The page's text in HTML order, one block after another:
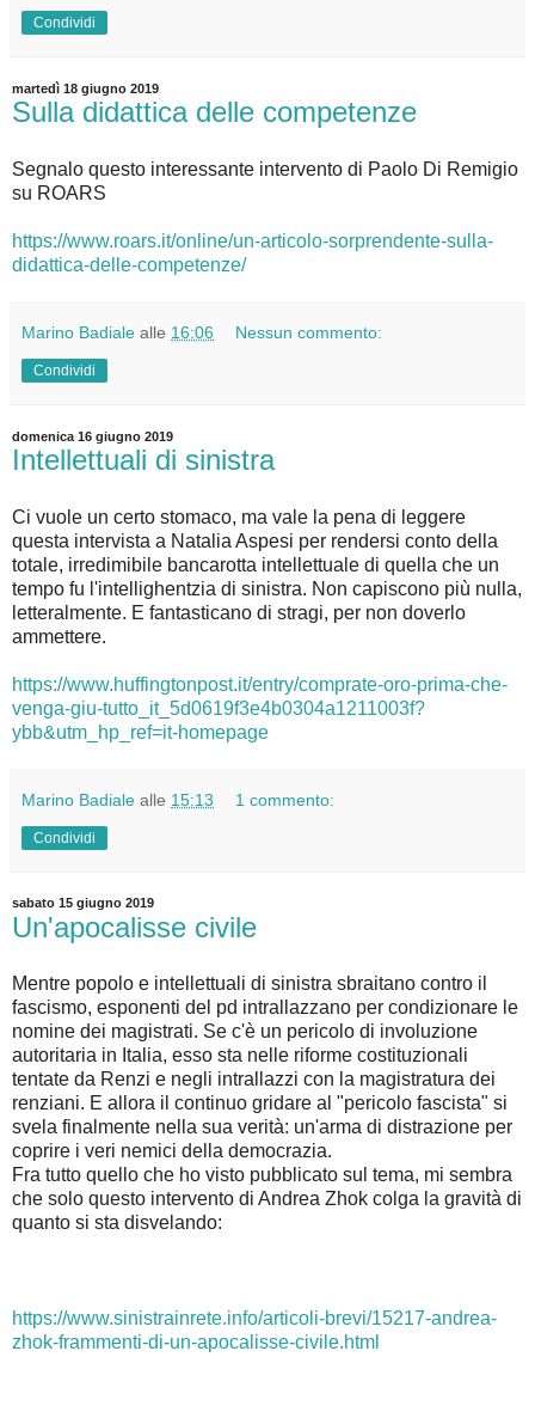
Condividi
martedì 18 giugno 2019
Sulla didattica delle competenze
Segnalo questo interessante intervento di Paolo Di Remigio
su ROARS
https://www.roars.it/online/un-articolo-sorprendente-sulla-
didattica-delle-competenze/
Marino Badiale alle 16:06 Nessun commento:
Condividi
domenica 16 giugno 2019
Intellettuali di sinistra
Ci vuole un certo stomaco, ma vale la pena di leggere
questa intervista a Natalia Aspesi per rendersi conto della
totale, irredimibile bancarotta intellettuale di quella che un
tempo fu l'intellighentzia di sinistra. Non capiscono più nulla,
letteralmente. E fantasticano di stragi, per non doverlo
ammettere.
https://www.huffingtonpost.it/entry/comprate-oro-prima-che-
venga-giu-tutto_it_5d0619f3e4b0304a1211003f?
ybb&utm_hp_ref=it-homepage
Marino Badiale alle 15:13 1 commento:
Condividi
sabato 15 giugno 2019
Un'apocalisse civile
Mentre popolo e intellettuali di sinistra sbraitano contro il
fascismo, esponenti del pd intrallazzano per condizionare le
nomine dei magistrati. Se c'è un pericolo di involuzione
autoritaria in Italia, esso sta nelle riforme costituzionali
tentate da Renzi e negli intrallazzi con la magistratura dei
renziani. E allora il continuo gridare al "pericolo fascista" si
svela finalmente nella sua verità: un'arma di distrazione per
coprire i veri nemici della democrazia.
Fra tutto quello che ho visto pubblicato sul tema, mi sembra
che solo questo intervento di Andrea Zhok colga la gravità di
quanto si sta disvelando:
https://www.sinistrainrete.info/articoli-brevi/15217-andrea-
zhok-frammenti-di-un-apocalisse-civile.html